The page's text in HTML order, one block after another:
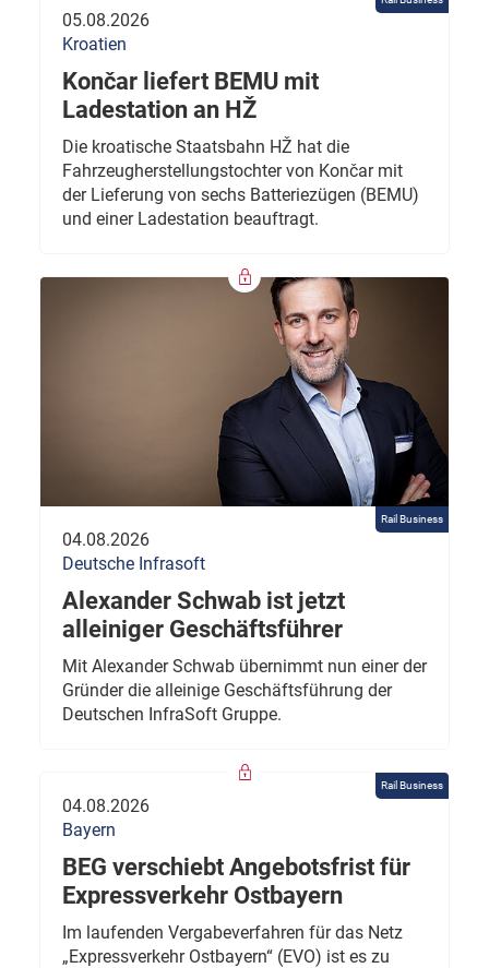
05.08.2026
Kroatien
Končar liefert BEMU mit
Ladestation an HŽ
Die kroatische Staatsbahn HŽ hat die
Fahrzeugherstellungstochter von Končar mit
der Lieferung von sechs Batteriezügen (BEMU)
und einer Ladestation beauftragt.
Rail Business
04.08.2026
Deutsche Infrasoft
Alexander Schwab ist jetzt
alleiniger Geschäftsführer
Mit Alexander Schwab übernimmt nun einer der
Gründer die alleinige Geschäftsführung der
Deutschen InfraSoft Gruppe.
Rail Business
04.08.2026
Bayern
BEG verschiebt Angebotsfrist für
Expressverkehr Ostbayern
Im laufenden Vergabeverfahren für das Netz
„Expressverkehr Ostbayern“ (EVO) ist es zu